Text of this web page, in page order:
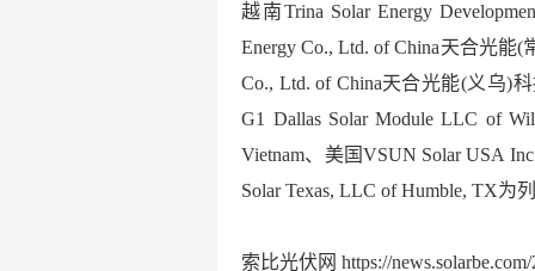
越南Trina Solar Energy
Energy Co., Ltd. of China天合光能
Co., Ltd. of China天合光能(义乌)
G1 Dallas Solar Module LLC of
Vietnam、美国VSUN Solar USA
Solar Texas, LLC of Humble, TX为
索比光伏网 https://